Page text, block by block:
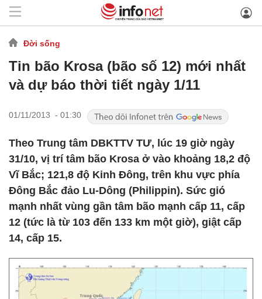
Đời sống
Tin bão Krosa (bão số 12) mới nhất
và dự báo thời tiết ngày 1/11
01/11/2013 - 01:30
Theo Trung tâm DBKTTV TƯ, lúc 19 giờ ngày
31/10, vị trí tâm bão Krosa ở vào khoảng 18,2 độ
Vĩ Bắc; 121,8 độ Kinh Đông, trên khu vực phía
Đông Bắc đảo Lu-Dông (Philippin). Sức gió
mạnh nhất vùng gần tâm bão mạnh cấp 11, cấp
12 (tức là từ 103 đến 133 km một giờ), giật cấp
14, cấp 15.